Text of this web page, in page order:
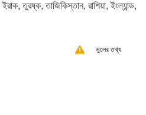
তুরষ্ক, তাজিকিস্তান, রাশিয়া, ইংল্যান্ড,
ভুলের তথ্য